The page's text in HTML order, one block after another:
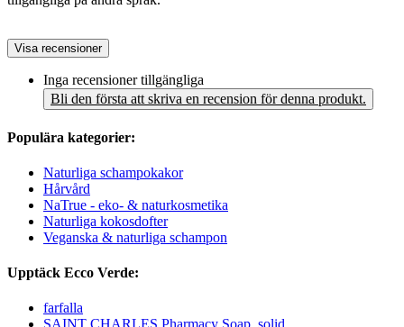
Visa recensioner
Inga recensioner tillgängliga
Bli den första att skriva en recension för denna produkt.
Populära kategorier:
Naturliga schampokakor
Hårvård
NaTrue - eko- & naturkosmetika
Naturliga kokosdofter
Veganska & naturliga schampon
Upptäck Ecco Verde:
farfalla